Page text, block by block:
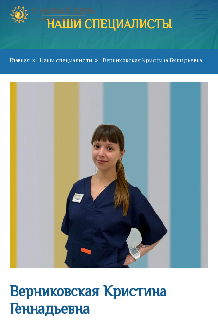
НАШИ СПЕЦИАЛИСТЫ
Главная » Наши специалисты » Верниковская Кристина Геннадьевна
Верниковская Кристина
Геннадьевна